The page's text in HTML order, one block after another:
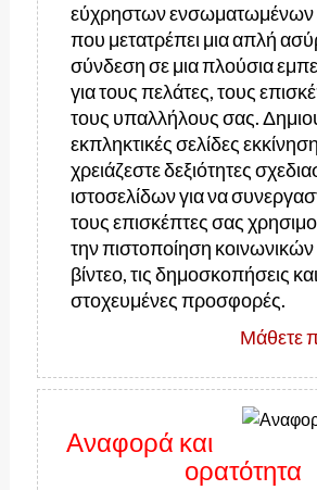
εύχρηστων ενσωματωμένων
που μετατρέπει μια απλή
σύνδεση σε μια πλούσια
για τους πελάτες, τους
τους υπαλλήλους σας.
εκπληκτικές σελίδες
χρειάζεστε δεξιότητες
ιστοσελίδων για να
τους επισκέπτες σας
την πιστοποίηση
βίντεο, τις δημοσκοπήσεις και
στοχευμένες προσφορές.
Μάθετε
Αναφορά και
ορατότητα